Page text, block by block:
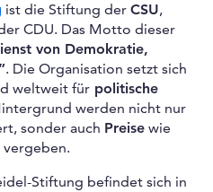
ist die Stiftung der CSU,
CDU. Das Motto dieser
von Demokratie,
. Die Organisation setzt sich
weltweit für politische
werden nicht nur
sonder auch Preise wie
vergeben.
Stiftung befindet sich in